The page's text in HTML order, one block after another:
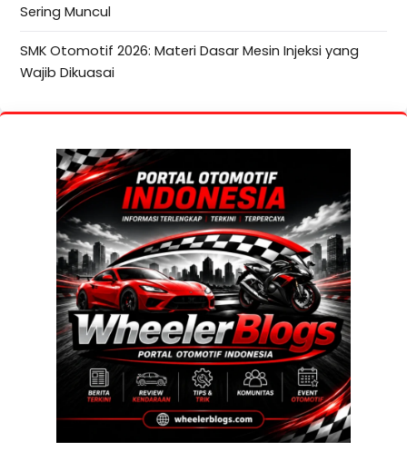
Sering Muncul
SMK Otomotif 2026: Materi Dasar Mesin Injeksi yang
Wajib Dikuasai